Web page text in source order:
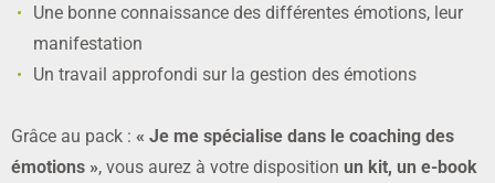
Une bonne connaissance des différentes émotions, leur
manifestation
Un travail approfondi sur la gestion des émotions
Grâce au pack : « Je me spécialise dans le coaching des
émotions », vous aurez à votre disposition un kit, un e-book